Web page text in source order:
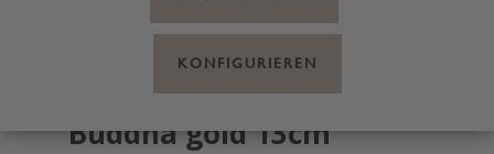
Schüttel Kugel
Buddha gold 13cm
KONFIGURIEREN